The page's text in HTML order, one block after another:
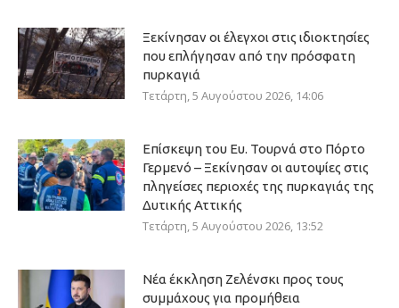
Ξεκίνησαν οι έλεγχοι στις ιδιοκτησίες
που επλήγησαν από την πρόσφατη
πυρκαγιά
Τετάρτη, 5 Αυγούστου 2026, 14:06
Επίσκεψη του Ευ. Τουρνά στο Πόρτο
Γερμενό – Ξεκίνησαν οι αυτοψίες στις
πληγείσες περιοχές της πυρκαγιάς της
Δυτικής Αττικής
Τετάρτη, 5 Αυγούστου 2026, 13:52
Νέα έκκληση Ζελένσκι προς τους
συμμάχους για προμήθεια